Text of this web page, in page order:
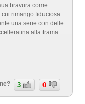
bravura come
rimango fiduciosa
una serie con delle
alla trama.
3 0